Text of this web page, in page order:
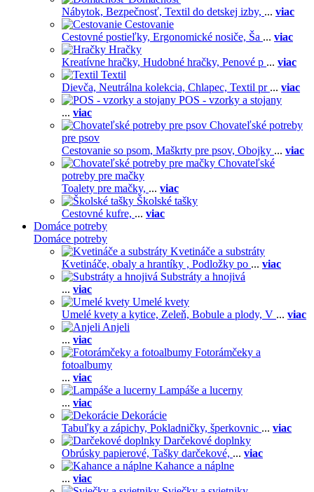
Nábytok, Bezpečnosť, Textil do detskej izby, ... viac
Cestovanie
Cestovné postieľky, Ergonomické nosiče, Ša ... viac
Hračky
Kreatívne hračky, Hudobné hračky, Penové p ... viac
Textil
Dievča, Neutrálna kolekcia, Chlapec, Textil pr ... viac
POS - vzorky a stojany
... viac
Chovateľské potreby
pre psov
Cestovanie so psom, Maškrty pre psov, Obojky ... viac
Chovateľské
potreby pre mačky
Toalety pre mačky, ... viac
Školské tašky
Cestovné kufre, ... viac
Domáce potreby
Domáce potreby
Kvetináče a substráty
Kvetináče, obaly a hrantíky , Podložky po ... viac
Substráty a hnojivá
... viac
Umelé kvety
Umelé kvety a kytice, Zeleň, Bobule a plody, V ... viac
Anjeli
... viac
Fotorámčeky a
fotoalbumy
... viac
Lampáše a lucerny
... viac
Dekorácie
Tabuľky a zápichy, Pokladničky, šperkovnic ... viac
Darčekové doplnky
Obrúsky papierové, Tašky darčekové, ... viac
Kahance a náplne
... viac